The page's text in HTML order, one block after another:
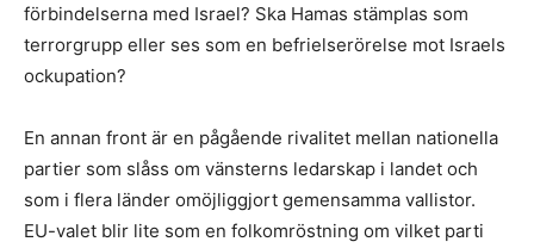
förbindelserna med Israel? Ska Hamas stämplas som
terrorgrupp eller ses som en befrielserörelse mot Israels
ockupation?
En annan front är en pågående rivalitet mellan nationella
partier som slåss om vänsterns ledarskap i landet och
som i flera länder omöjliggjort gemensamma vallistor.
EU-valet blir lite som en folkomröstning om vilket parti